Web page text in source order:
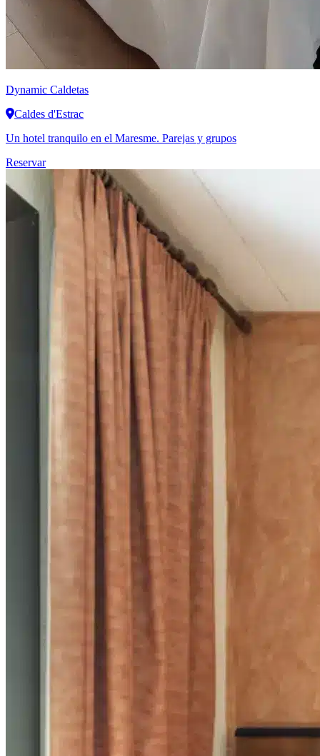
Dynamic Caldetas
Caldes d'Estrac
Un hotel tranquilo en el Maresme. Parejas y grupos
Reservar